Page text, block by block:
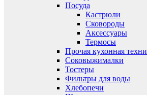
Посуда
Кастрюли
Сковороды
Аксессуары
Термосы
Прочая кухонная
Соковыжималки
Тостеры
Фильтры для воды
Хлебопечи